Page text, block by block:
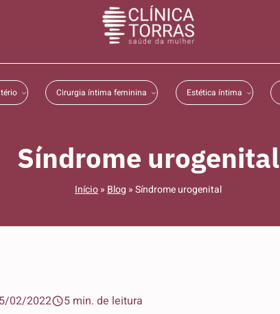
Cirurgia íntima feminina Estética íntima
Síndrome urogenital
Início» Blog »Síndrome urogenital
02/2022 5 min. de leitura